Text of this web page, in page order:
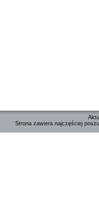
Strona zawiera najczęściej